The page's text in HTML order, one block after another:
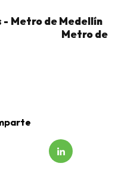
- Metro de Medellín
Metro de